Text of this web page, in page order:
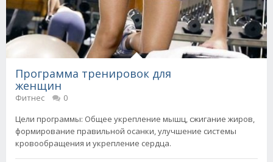
Программа тренировок для
женщин
Фитнес
0
Цели программы: Общее укрепление мышц, сжигание жиров,
формирование правильной осанки, улучшение системы
кровообращения и укрепление сердца.